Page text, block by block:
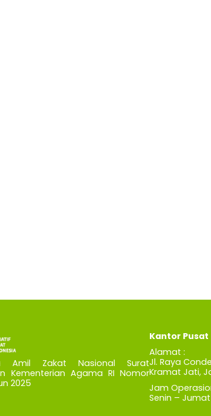
Amil Zakat Nasional Surat
Kementerian Agama RI Nomor
2025
Kantor Pusat
Alamat :
Jl. Raya
Kramat Jati,
Jam
Senin – Jumat